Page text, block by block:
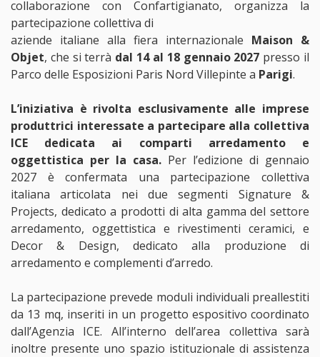
collaborazione con Confartigianato, organizza la
partecipazione collettiva di
aziende italiane alla fiera internazionale Maison &
Objet, che si terrà dal 14 al 18 gennaio 2027 presso il
Parco delle Esposizioni Paris Nord Villepinte a Parigi.
L’iniziativa è rivolta esclusivamente alle imprese
produttrici interessate a partecipare alla collettiva
ICE dedicata ai comparti arredamento e
oggettistica per la casa. Per l’edizione di gennaio
2027 è confermata una partecipazione collettiva
italiana articolata nei due segmenti Signature &
Projects, dedicato a prodotti di alta gamma del settore
arredamento, oggettistica e rivestimenti ceramici, e
Decor & Design, dedicato alla produzione di
arredamento e complementi d’arredo.
La partecipazione prevede moduli individuali preallestiti
da 13 mq, inseriti in un progetto espositivo coordinato
dall’Agenzia ICE. All’interno dell’area collettiva sarà
inoltre presente uno spazio istituzionale di assistenza